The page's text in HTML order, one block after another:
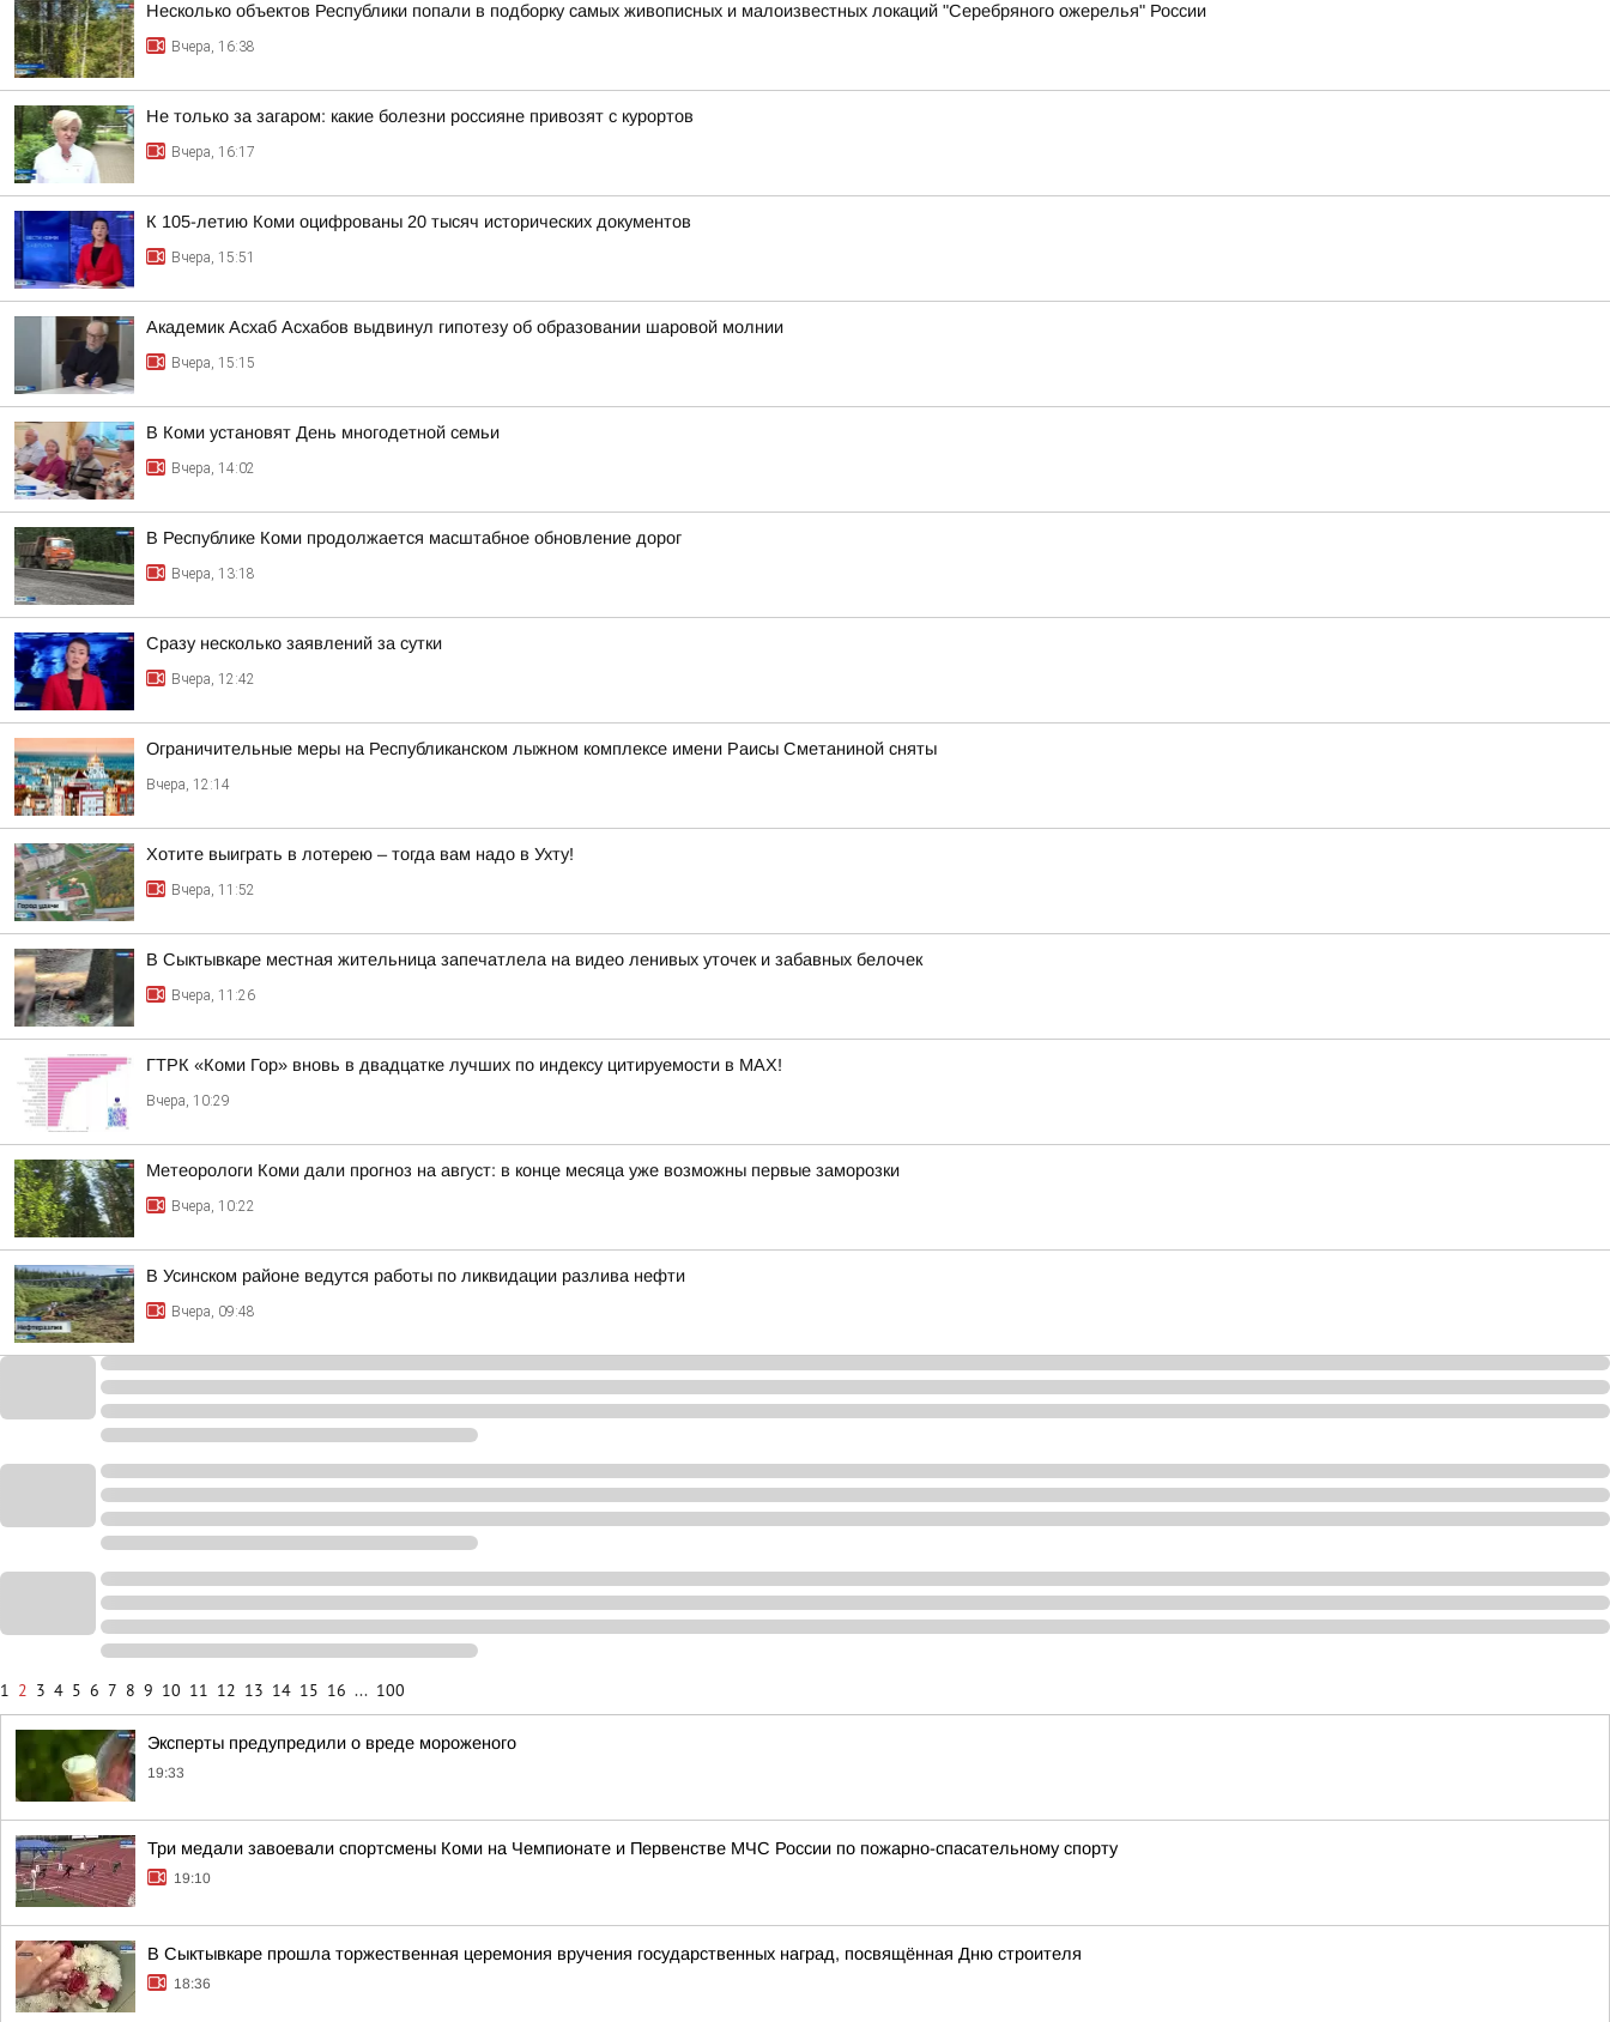
Несколько объектов Республики попали в подборку самых живописных и малоизвестных локаций "Серебряного ожерелья" России
Вчера, 16:38
Не только за загаром: какие болезни россияне привозят с курортов
Вчера, 16:17
К 105-летию Коми оцифрованы 20 тысяч исторических документов
Вчера, 15:51
Академик Асхаб Асхабов выдвинул гипотезу об образовании шаровой молнии
Вчера, 15:15
В Коми установят День многодетной семьи
Вчера, 14:02
В Республике Коми продолжается масштабное обновление дорог
Вчера, 13:18
Сразу несколько заявлений за сутки
Вчера, 12:42
Ограничительные меры на Республиканском лыжном комплексе имени Раисы Сметаниной сняты
Вчера, 12:14
Хотите выиграть в лотерею – тогда вам надо в Ухту!
Вчера, 11:52
В Сыктывкаре местная жительница запечатлела на видео ленивых уточек и забавных белочек
Вчера, 11:26
ГТРК «Коми Гор» вновь в двадцатке лучших по индексу цитируемости в MAX!
Вчера, 10:29
Метеорологи Коми дали прогноз на август: в конце месяца уже возможны первые заморозки
Вчера, 10:22
В Усинском районе ведутся работы по ликвидации разлива нефти
Вчера, 09:48
1 2 3 4 5 6 7 8 9 10 11 12 13 14 15 16 ... 100
Эксперты предупредили о вреде мороженого
19:33
Три медали завоевали спортсмены Коми на Чемпионате и Первенстве МЧС России по пожарно-спасательному спорту
19:10
В Сыктывкаре прошла торжественная церемония вручения государственных наград, посвящённая Дню строителя
18:36